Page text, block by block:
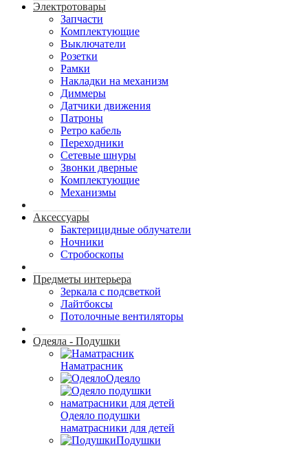
Электротовары
Запчасти
Комплектующие
Выключатели
Розетки
Рамки
Накладки на механизм
Диммеры
Датчики движения
Патроны
Ретро кабель
Переходники
Сетевые шнуры
Звонки дверные
Комплектующие
Механизмы
Аксессуары
Бактерицидные облучатели
Ночники
Стробоскопы
Предметы интерьера
Зеркала с подсветкой
Лайтбоксы
Потолочные вентиляторы
Одеяла - Подушки
Наматрасник
Одеяло
Одеяло подушки
наматрасники для детей
Подушки